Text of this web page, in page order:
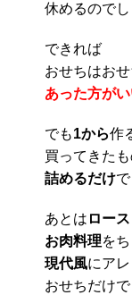
休めるのでし
できれば
おせちはお
あった方が
でも1から作
買ってきた
詰めるだけ
あとは ロー
お肉料理を
現代風にア
おせちだけで